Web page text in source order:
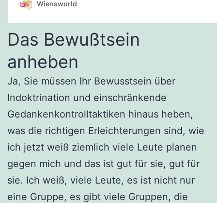
Das Bewußtsein
anheben
Ja, Sie müssen Ihr Bewusstsein über
Indoktrination und einschränkende
Gedankenkontrolltaktiken hinaus heben,
was die richtigen Erleichterungen sind, wie
ich jetzt weiß ziemlich viele Leute planen
gegen mich und das ist gut für sie, gut für
sie. Ich weiß, viele Leute, es ist nicht nur
eine Gruppe, es gibt viele Gruppen, die